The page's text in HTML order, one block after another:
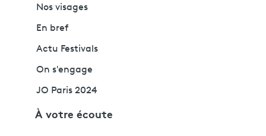
Nos visages
En bref
Actu Festivals
On s'engage
JO Paris 2024
À votre écoute